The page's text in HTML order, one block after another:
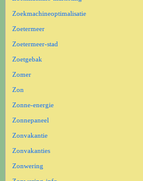
Zoekmachineoptimalisatie
Zoetermeer
Zoetermeer-stad
Zoetgebak
Zomer
Zon
Zonne-energie
Zonnepaneel
Zonvakantie
Zonvakanties
Zonwering